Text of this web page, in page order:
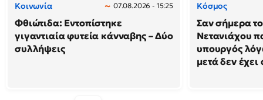
Κοινωνία 07.08.2026 - 15:25
Φθιώτιδα: Εντοπίστηκε
γιγαντιαία φυτεία κάνναβης – Δύο
συλλήψεις
Κόσμος
Σαν σήμερα
Νετανιάχου
υπουργός
μετά δεν έχει